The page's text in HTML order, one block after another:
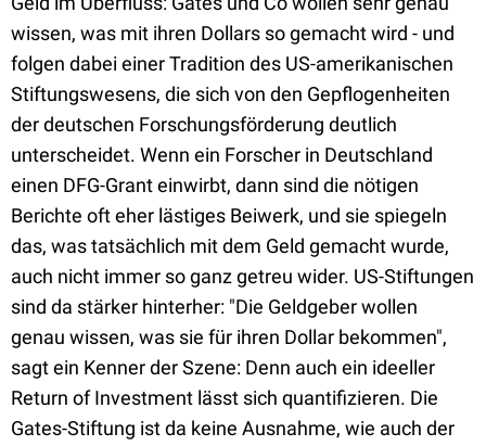
wissen, was mit ihren Dollars so gemacht wird - und
folgen dabei einer Tradition des US-amerikanischen
Stiftungswesens, die sich von den Gepflogenheiten
der deutschen Forschungsförderung deutlich
unterscheidet. Wenn ein Forscher in Deutschland
einen DFG-Grant einwirbt, dann sind die nötigen
Berichte oft eher lästiges Beiwerk, und sie spiegeln
das, was tatsächlich mit dem Geld gemacht wurde,
auch nicht immer so ganz getreu wider. US-Stiftungen
sind da stärker hinterher: "Die Geldgeber wollen
genau wissen, was sie für ihren Dollar bekommen",
sagt ein Kenner der Szene: Denn auch ein ideeller
Return of Investment lässt sich quantifizieren. Die
Gates-Stiftung ist da keine Ausnahme, wie auch der